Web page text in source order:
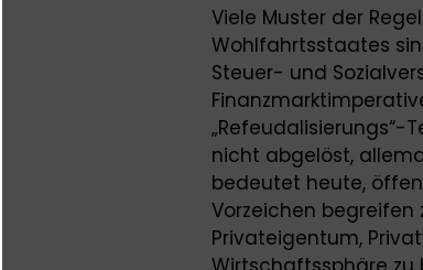
Viele Muster der
Wohlfahrtsstaates
Steuer- und
„Refeudalisierungs“-
nicht abgelöst,
bedeutet heute,
Vorzeichen begreifen
Privateigentum,